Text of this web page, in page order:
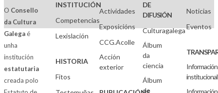
O Consello
da Cultura
Galegaé
unha
institución
estatutaria
creada polo
INSTITUCIÓN
Competencias
Lexislación
HISTORIA
Fitos
Actividades
Exposicións
CCG.Acolle
Acción
exterior
DE
DIFUSIÓN
Culturagalega
Álbum
da
ciencia
Álbum
de
Noticias
Eventos
Información
institucional
Información